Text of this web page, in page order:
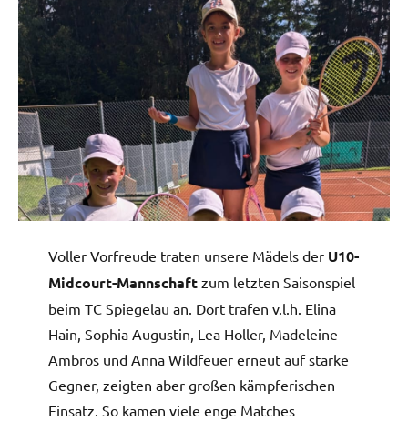
Voller Vorfreude traten unsere Mädels der U10-
Midcourt-Mannschaftzum letzten Saisonspiel
beim TC Spiegelau an. Dort trafen v.l.h. Elina
Hain, Sophia Augustin, Lea Holler, Madeleine
Ambros und Anna Wildfeuer erneut auf starke
Gegner, zeigten aber großen kämpferischen
Einsatz. So kamen viele enge Matches